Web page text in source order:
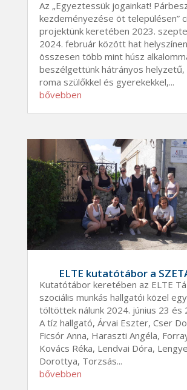
Az „Egyeztessük jogainkat!
kezdeményezése öt településen”
projektünk keretében 2023.
2024. február között hat
összesen több mint húsz
beszélgettünk hátrányos helyzetű,
roma szülőkkel és gyerekekkel,...
bővebben
ELTE kutatótábor a
Kutatótábor keretében az ELTE
szociális munkás hallgatói közel
töltöttek nálunk 2024. június 23 és
A tíz hallgató, Árvai Eszter, Cser
Ficsór Anna, Haraszti Angéla,
Kovács Réka, Lendvai Dóra,
Dorottya, Torzsás...
bővebben